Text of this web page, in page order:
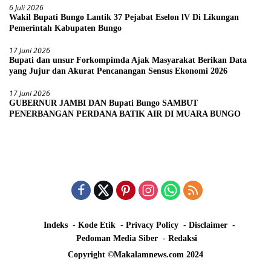
6 Juli 2026
Wakil Bupati Bungo Lantik 37 Pejabat Eselon lV Di Likungan
Pemerintah Kabupaten Bungo
17 Juni 2026
Bupati dan unsur Forkompimda Ajak Masyarakat Berikan Data
yang Jujur dan Akurat Pencanangan Sensus Ekonomi 2026
17 Juni 2026
GUBERNUR JAMBI DAN Bupati Bungo SAMBUT
PENERBANGAN PERDANA BATIK AIR DI MUARA BUNGO
Indeks Kode Etik Privacy Policy
Disclaimer
Pedoman Media Siber
Redaksi
Copyright ©Makalamnews.com 2024